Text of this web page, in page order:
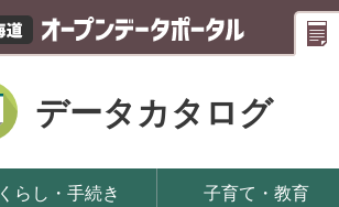
データカタログ
くらし・手続き 子育て・教育